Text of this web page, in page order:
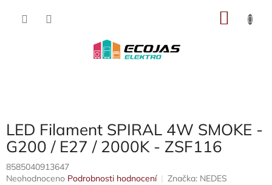
LED Filament SPIRAL 4W SMOKE -
G200 / E27 / 2000K - ZSF116
8585040913647
Průměrné
Neohodnoceno Podrobnosti hodnocení Značka: NEDES